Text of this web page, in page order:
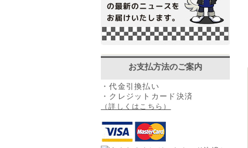
お支払方法のご案内
・代金引換払い
・クレジットカード決済
（詳しくはこちら）